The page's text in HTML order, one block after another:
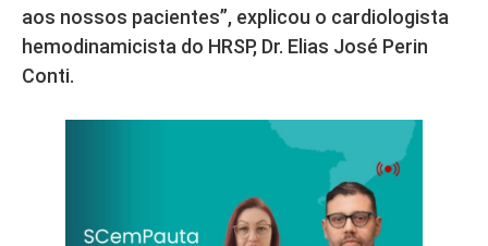
aos nossos pacientes”, explicou o cardiologista
hemodinamicista do HRSP, Dr. Elias José Perin
Conti.